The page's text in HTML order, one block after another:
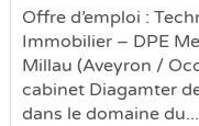
Offre d’emploi :
Immobilier – DPE
Millau (Aveyron /
cabinet Diagamter
dans le domaine du...